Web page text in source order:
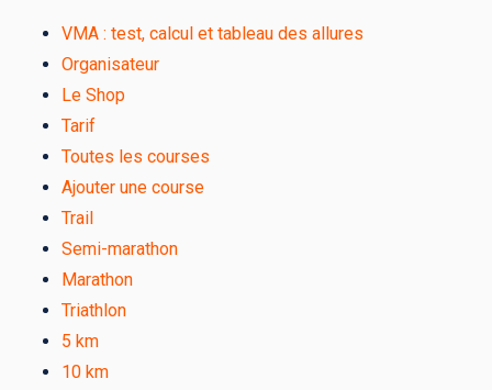
VMA : test, calcul et tableau des allures
Organisateur
Le Shop
Tarif
Toutes les courses
Ajouter une course
Trail
Semi-marathon
Marathon
Triathlon
5 km
10 km